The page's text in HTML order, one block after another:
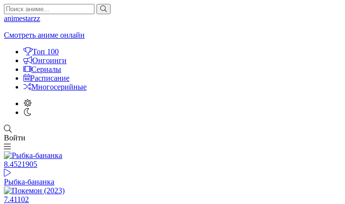
animestarzz
Смотреть аниме онлайн
Топ 100
Онгоинги
Сериалы
Расписание
Многосерийные
Войти
8.4521905
Рыбка-бананка
7.41102